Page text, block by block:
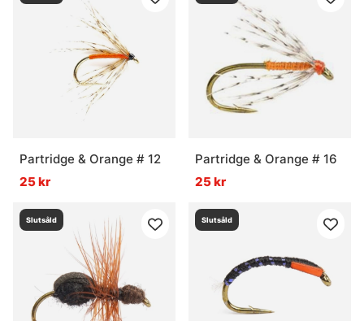
Partridge & Orange # 12
25 kr
Partridge & Orange # 16
25 kr
Slutsåld Slutsåld